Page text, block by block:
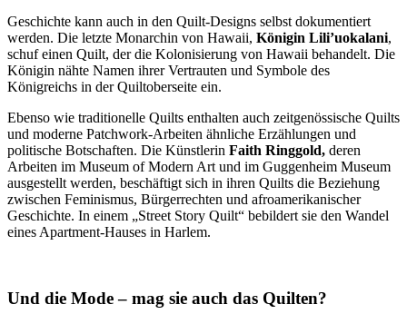
Geschichte kann auch in den Quilt-Designs selbst dokumentiert
werden. Die letzte Monarchin von Hawaii, Königin Lili’uokalani,
schuf einen Quilt, der die Kolonisierung von Hawaii behandelt. Die
Königin nähte Namen ihrer Vertrauten und Symbole des
Königreichs in der Quiltoberseite ein.
Ebenso wie traditionelle Quilts enthalten auch zeitgenössische Quilts
und moderne Patchwork-Arbeiten ähnliche Erzählungen und
politische Botschaften. Die Künstlerin Faith Ringgold, deren
Arbeiten im Museum of Modern Art und im Guggenheim Museum
ausgestellt werden, beschäftigt sich in ihren Quilts die Beziehung
zwischen Feminismus, Bürgerrechten und afroamerikanischer
Geschichte. In einem „Street Story Quilt“ bebildert sie den Wandel
eines Apartment-Hauses in Harlem.
Und die Mode – mag sie auch das Quilten?